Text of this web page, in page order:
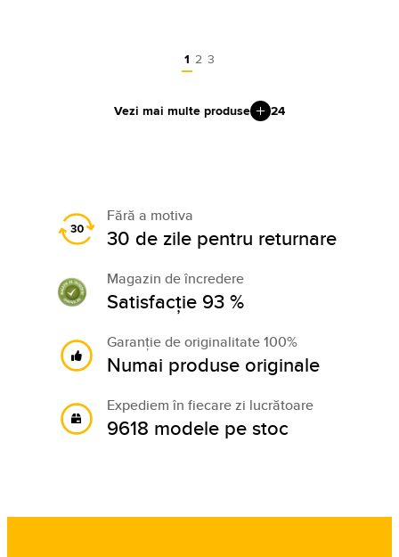
1 2 3
Vezi mai multe produse 24
Fără a motiva
30 de zile pentru returnare
Magazin de încredere
Satisfacție 93 %
Garanție de originalitate 100%
Numai produse originale
Expediem în fiecare zi lucrătoare
9618 modele pe stoc